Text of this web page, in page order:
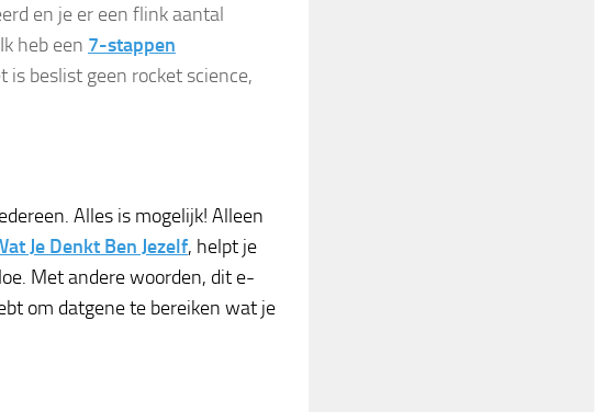
en je er een flink aantal
heb een 7-stappen
beslist geen rocket science,
Alles is mogelijk! Alleen
Je Denkt Ben Jezelf, helpt je
Met andere woorden, dit e-
om datgene te bereiken wat je